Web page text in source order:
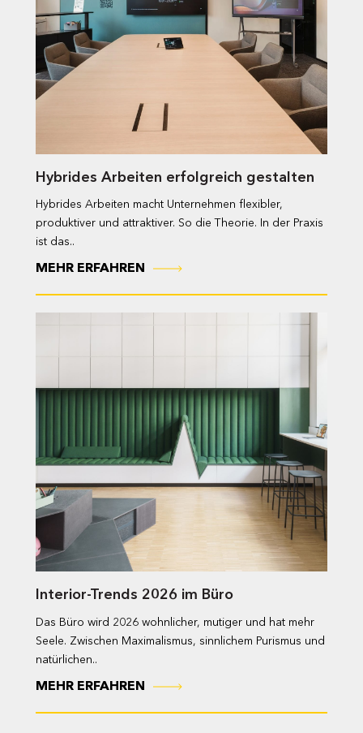
Hybrides Arbeiten erfolgreich gestalten
Hybrides Arbeiten macht Unternehmen flexibler,
produktiver und attraktiver. So die Theorie. In der Praxis
ist das..
MEHR ERFAHREN
Interior-Trends 2026 im Büro
Das Büro wird 2026 wohnlicher, mutiger und hat mehr
Seele. Zwischen Maximalismus, sinnlichem Purismus und
natürlichen..
MEHR ERFAHREN